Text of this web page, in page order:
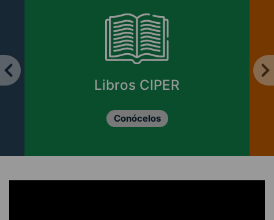
Libros CIPER
Conócelos